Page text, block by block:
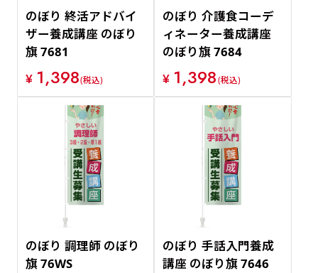
のぼり 終活アドバイ
ザー養成講座 のぼり
旗 7681
¥ 1,398(税込)
のぼり 介護食コーデ
ィネーター養成講座
のぼり旗 7684
¥ 1,398(税込)
のぼり 調理師 のぼり
旗 76WS
のぼり 手話入門養成
講座 のぼり旗 7646